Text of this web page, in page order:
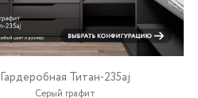
Гардеробная Титан-235aj
Серый графит